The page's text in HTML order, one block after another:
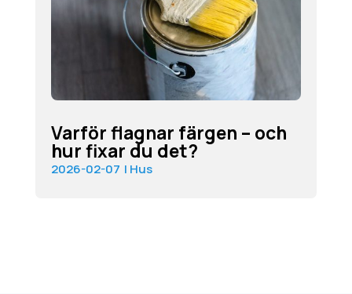
Varför flagnar färgen – och
hur fixar du det?
2026-02-07 | Hus